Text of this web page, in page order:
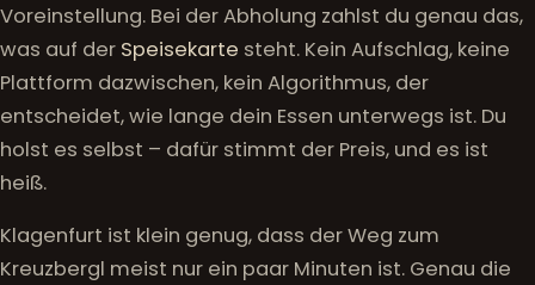
Voreinstellung. Bei der Abholung zahlst du genau das,
was auf der Speisekarte steht. Kein Aufschlag, keine
Plattform dazwischen, kein Algorithmus, der
entscheidet, wie lange dein Essen unterwegs ist. Du
holst es selbst – dafür stimmt der Preis, und es ist
heiß.
Klagenfurt ist klein genug, dass der Weg zum
Kreuzbergl meist nur ein paar Minuten ist. Genau die